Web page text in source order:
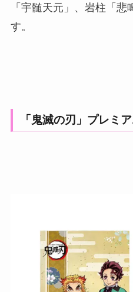
「宇髄天元」、岩柱「
す。
「鬼滅の刃」プレミ